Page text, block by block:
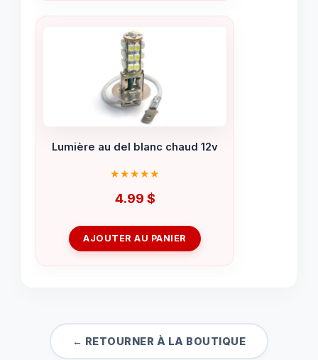
Lumière au del blanc chaud 12v
4.99 $
AJOUTER AU PANIER
← RETOURNER À LA BOUTIQUE